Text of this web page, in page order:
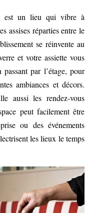
est un lieu qui vibre à
assises réparties entre le
se réinvente au
et votre assiette vous
par l’étage, pour
ambiances et décors.
aussi les rendez-vous
peut facilement être
ou des événements
les lieux le temps